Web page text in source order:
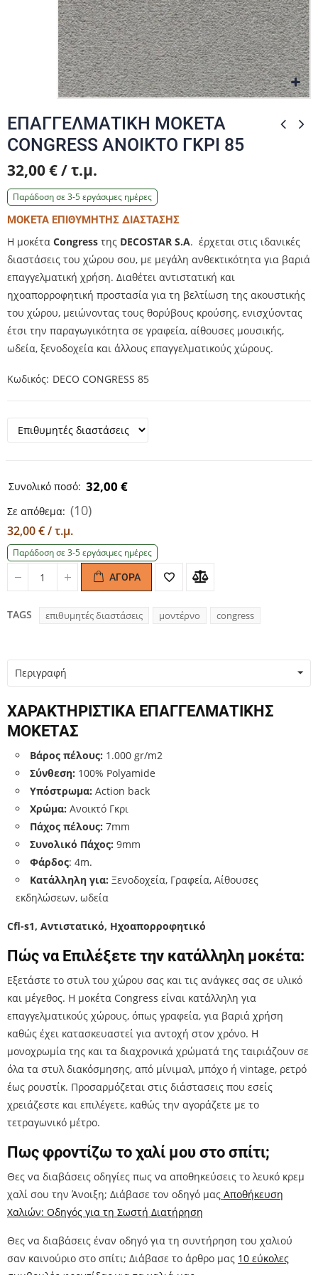
ΕΠΑΓΓΕΛΜΑΤΙΚΗ ΜΟΚΕΤΑ
CONGRESS ΑΝΟΙΚΤΟ ΓΚΡΙ 85
32,00 € / τ.μ.
Παράδοση σε 3-5 εργάσιμες ημέρες
ΜΟΚΕΤΑ ΕΠΙΘΥΜΗΤΗΣ ΔΙΑΣΤΑΣΗΣ
Η μοκέτα Congress της DECOSTAR S.A. έρχεται στις ιδανικές
διαστάσεις του χώρου σου, με μεγάλη ανθεκτικότητα για βαριά
επαγγελματική χρήση. Διαθέτει αντιστατική και
ηχοαπορροφητική προστασία για τη βελτίωση της ακουστικής
του χώρου, μειώνοντας τους θορύβους κρούσης, ενισχύοντας
έτσι την παραγωγικότητα σε γραφεία, αίθουσες μουσικής,
ωδεία, ξενοδοχεία και άλλους επαγγελματικούς χώρους.
Κωδικός DECO CONGRESS 85
Συνολικό ποσό: 32,00 €
Σε απόθεμα: (10)
32,00 € / τ.μ.
Παράδοση σε 3-5 εργάσιμες ημέρες
Quantity
Quantity ΑΓΟΡΆ
TAGS επιθυμητές διαστάσεις μοντέρνο congress
Περιγραφή
ΧΑΡΑΚΤΗΡΙΣΤΙΚΑ ΕΠΑΓΓΕΛΜΑΤΙΚΗΣ
ΜΟΚΕΤΑΣ
Βάρος πέλους: 1.000 gr/m2
Σύνθεση: 100% Polyamide
Υπόστρωμα: Action back
Χρώμα: Ανοικτό Γκρι
Πάχος πέλους: 7mm
Συνολικό Πάχος: 9mm
Φάρδος: 4m.
Κατάλληλη για: Ξενοδοχεία, Γραφεία, Αίθουσες
εκδηλώσεων, ωδεία
Cfl-s1, Αντιστατικό, Ηχοαπορροφητικό
Πώς να Επιλέξετε την κατάλληλη μοκέτα:
Εξετάστε το στυλ του χώρου σας και τις ανάγκες σας σε υλικό
και μέγεθος. Η μοκέτα Congress είναι κατάλληλη για
επαγγελματικούς χώρους, όπως γραφεία, για βαριά χρήση
καθώς έχει κατασκευαστεί για αντοχή στον χρόνο. Η
μονοχρωμία της και τα διαχρονικά χρώματά της ταιριάζουν σε
όλα τα στυλ διακόσμησης, από μίνιμαλ, μπόχο ή vintage, ρετρό
έως ρουστίκ. Προσαρμόζεται στις διάστασεις που εσείς
χρειάζεστε και επιλέγετε, καθώς την αγοράζετε με το
τετραγωνικό μέτρο.
Πως φροντίζω το χαλί μου στο σπίτι;
Θες να διαβάσεις οδηγίες πως να αποθηκεύσεις το λευκό κρεμ
χαλί σου την Άνοιξη; Διάβασε τον οδηγό μας Αποθήκευση
Χαλιών: Οδηγός για τη Σωστή Διατήρηση
Θες να διαβάσεις έναν οδηγό για τη συντήρηση του χαλιού
σαν καινούριο στο σπίτι; Διάβασε το άρθρο μας 10 εύκολες